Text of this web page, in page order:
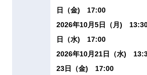
日（金) 17:00
2026年10月5日（月)
日（水) 17:00
2026年10月21日（水)
23日（金) 17:00